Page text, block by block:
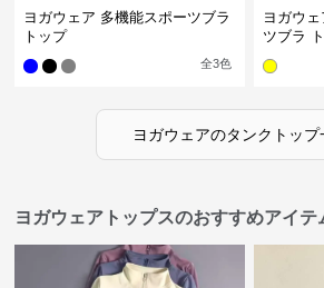
ヨガウェア 多機能スポーツブラ
トップ
全3色
ヨガウ
ツブラ
ヨガウェアのタンクトップ
ヨガウェアトップスのおすすめアイテ